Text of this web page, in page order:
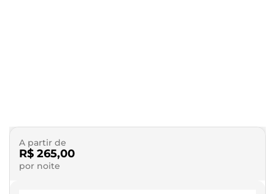
A partir de
R$ 265,00
por noite